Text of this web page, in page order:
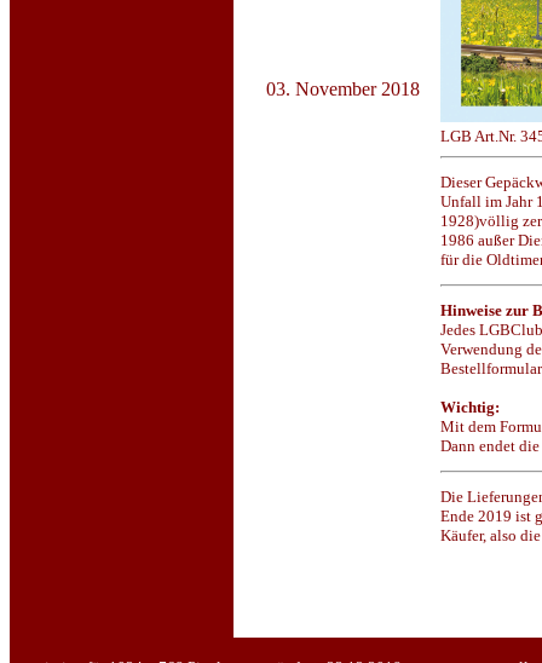
03. November 2018
LGB Art.Nr.
Dieser
Unfall im Jahr
1928)völlig
1986 außer
für die
Hinweise zur
Jedes
Verwendung
Wichtig:
Mit dem
Dann endet
Die
Ende 2019 ist
Käufer, also